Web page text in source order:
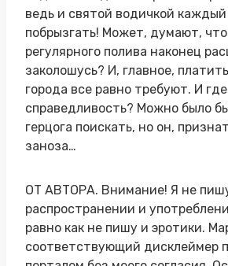
ведь и святой водичкой
побрызгать! Может, думают,
регулярного полива наконец
заколошусь? И, главное,
города все равно требуют. И где
справедливость? Можно было
герцога поискать, но он,
заноза…
ОТ АВТОРА. Внимание! Я не
распространении и
равно как не пишу и эротики.
соответствующий дисклеймер